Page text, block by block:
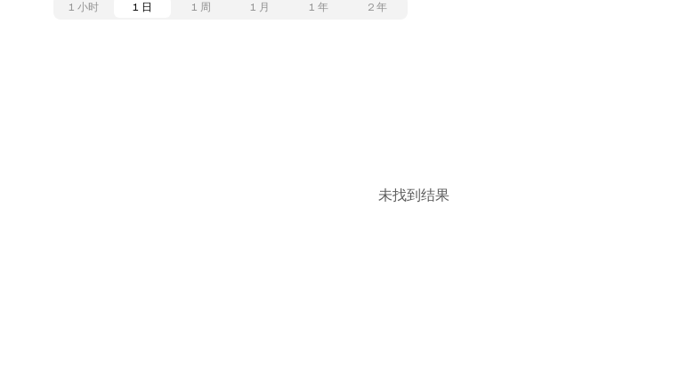
1 小时 1 日 1 周 1 月 1 年 2 年
未找到结果